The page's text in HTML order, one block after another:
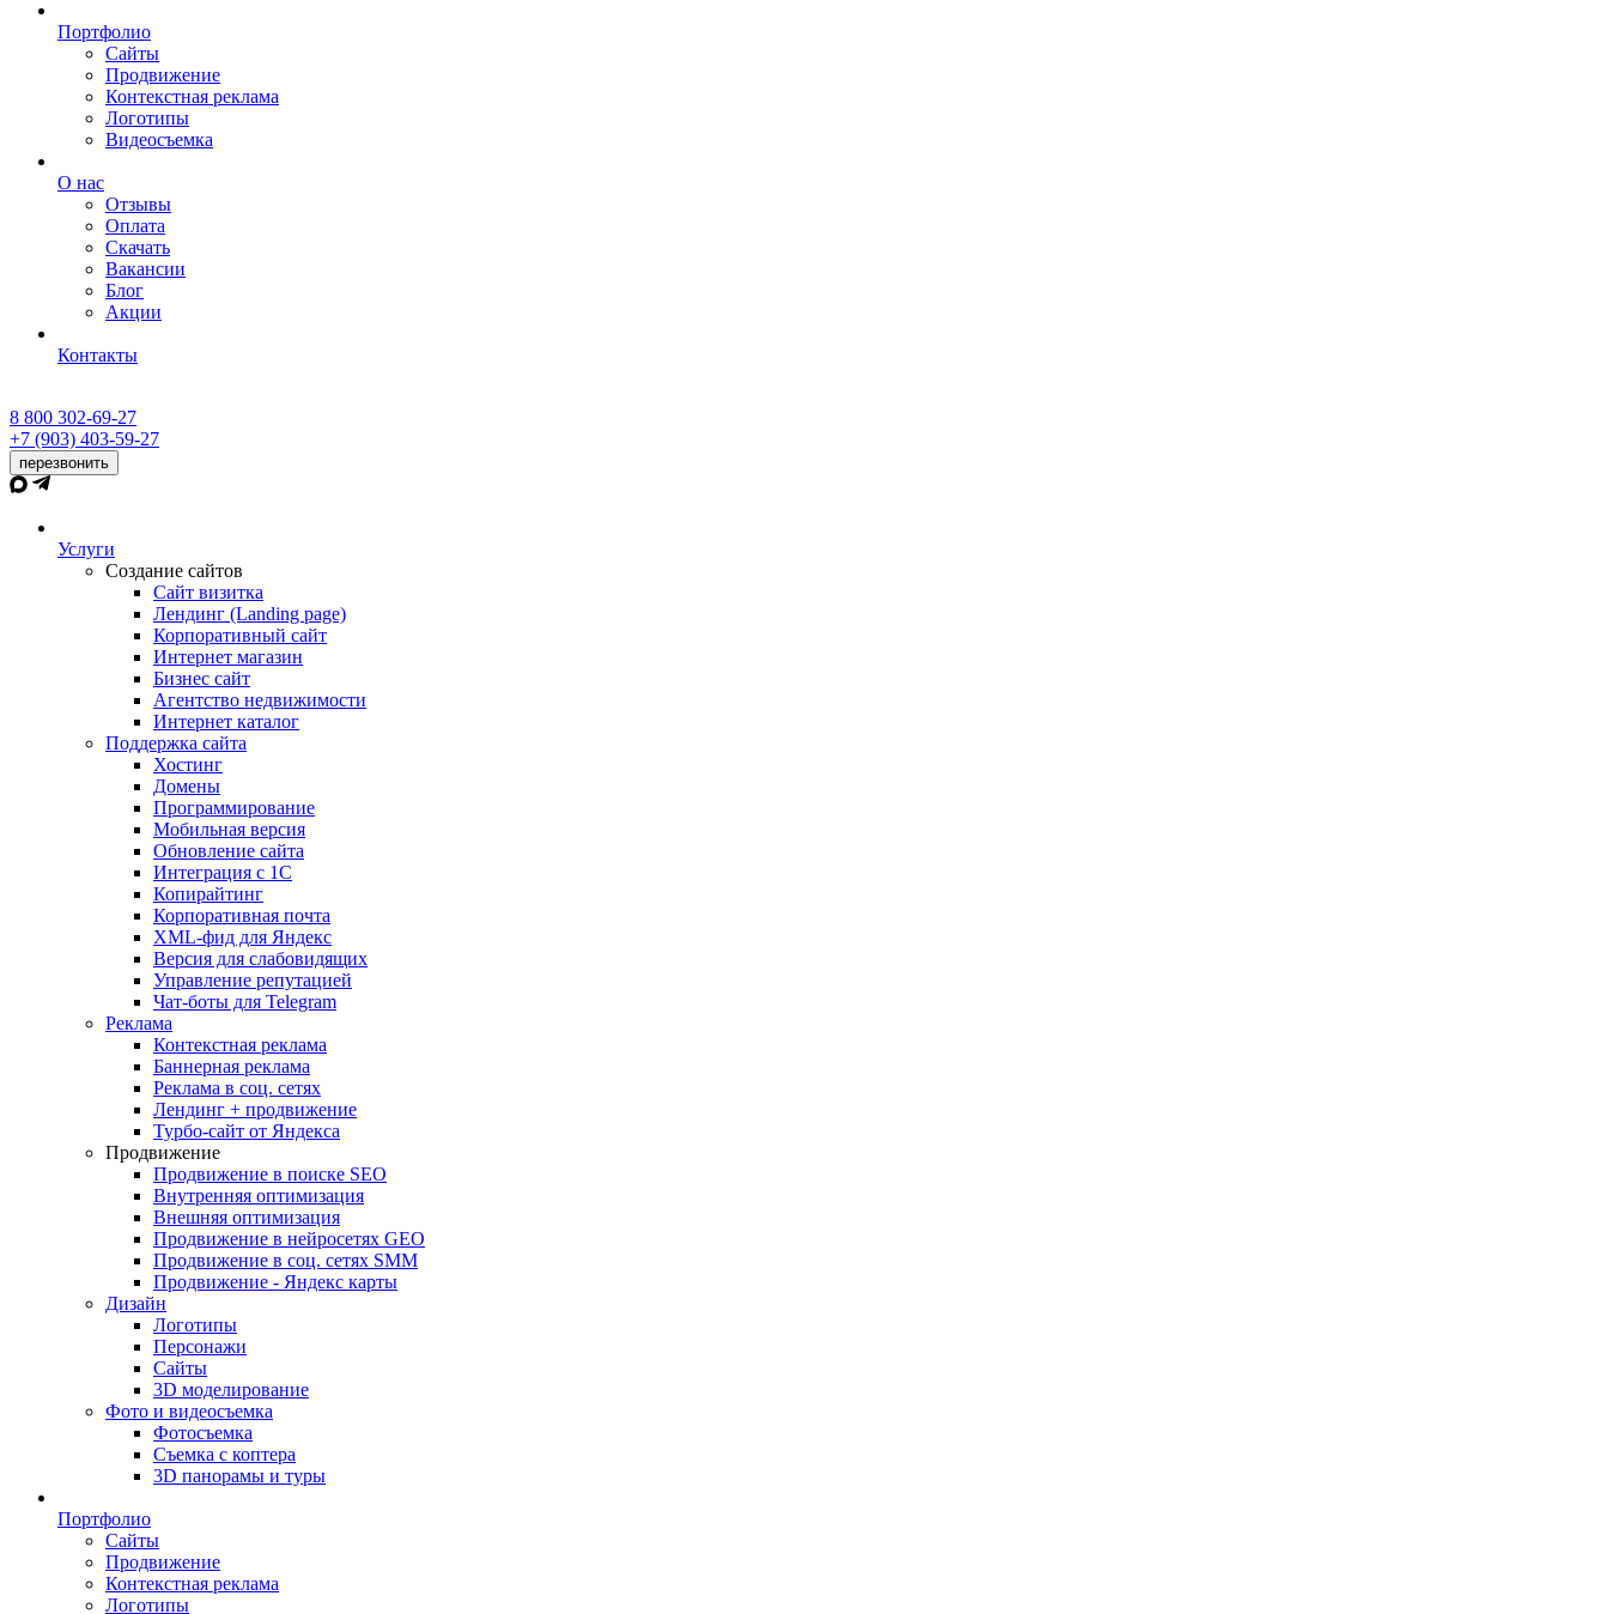
Портфолио
Сайты
Продвижение
Контекстная реклама
Логотипы
Видеосъемка
О нас
Отзывы
Оплата
Скачать
Вакансии
Блог
Акции
Контакты
8 800 302-69-27
+7 (903) 403-59-27
перезвонить
Услуги
Создание сайтов
Сайт визитка
Лендинг (Landing page)
Корпоративный сайт
Интернет магазин
Бизнес сайт
Агентство недвижимости
Интернет каталог
Поддержка сайта
Хостинг
Домены
Программирование
Мобильная версия
Обновление сайта
Интеграция с 1С
Копирайтинг
Корпоративная почта
XML-фид для Яндекс
Версия для слабовидящих
Управление репутацией
Чат-боты для Telegram
Реклама
Контекстная реклама
Баннерная реклама
Реклама в соц. сетях
Лендинг + продвижение
Турбо-сайт от Яндекса
Продвижение
Продвижение в поиске SEO
Внутренняя оптимизация
Внешняя оптимизация
Продвижение в нейросетях GEO
Продвижение в соц. сетях SMM
Продвижение - Яндекс карты
Дизайн
Логотипы
Персонажи
Сайты
3D моделирование
Фото и видеосъемка
Фотосъемка
Съемка с коптера
3D панорамы и туры
Портфолио
Сайты
Продвижение
Контекстная реклама
Логотипы